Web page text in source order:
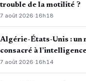
trouble de la motilité ?
7 août 2026·16h18
Algérie-États-Unis : un
consacré à
7 août 2026·16h14